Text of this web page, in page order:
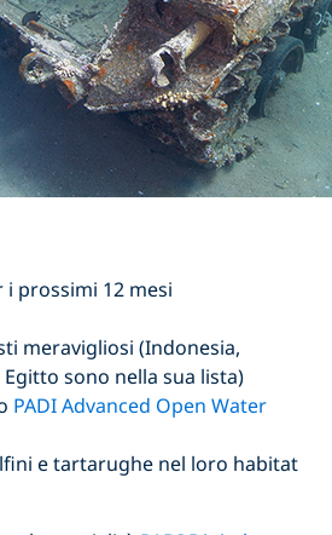
i prossimi 12 mesi
meravigliosi (Indonesia,
sono nella sua lista)
PADI Advanced Open Water
e tartarughe nel loro habitat